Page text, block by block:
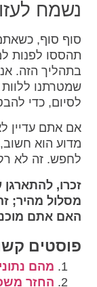
נשמח
סוף סוף,
תהססו לפנות
בתהליך הזה.
שמטרתנו
לסיום, כדי
אם אתם עדיין
מדוע הוא
לחפש. זה לא
זכרו,
מסלול מהיר;
האם אתם
פוסטים
מהם